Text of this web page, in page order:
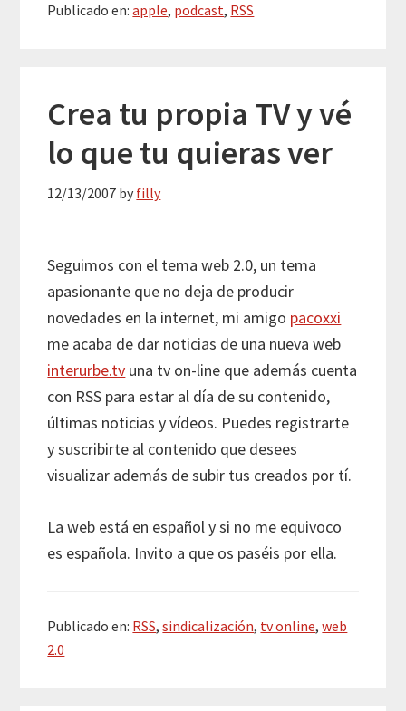
Publicado en:apple, podcast, RSS
Crea tu propia TV y vé
lo que tu quieras ver
12/13/2007 by filly
Seguimos con el tema web 2.0, un tema
apasionante que no deja de producir
novedades en la internet, mi amigo pacoxxi
me acaba de dar noticias de una nueva web
interurbe.tv una tv on-line que además cuenta
con RSS para estar al día de su contenido,
últimas noticias y vídeos. Puedes registrarte
y suscribirte al contenido que desees
visualizar además de subir tus creados por tí.
La web está en español y si no me equivoco
es española. Invito a que os paséis por ella.
Publicado en: RSS,sindicalización, tv online,web
2.0